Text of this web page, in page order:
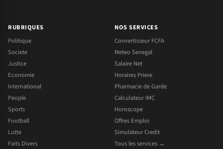
RUBRIQUES
Politique
Societe
Justice
Economie
International
People
Sports
Football
Lutte
Faits Divers
NOS SERVICES
Convertisseur FCFA
Meteo Senegal
Salaire Net
Horaires Priere
Pharmacie de Garde
Calculateur IMC
Horoscope
Offres Emploi
Simulateur Credit
Tous les services →